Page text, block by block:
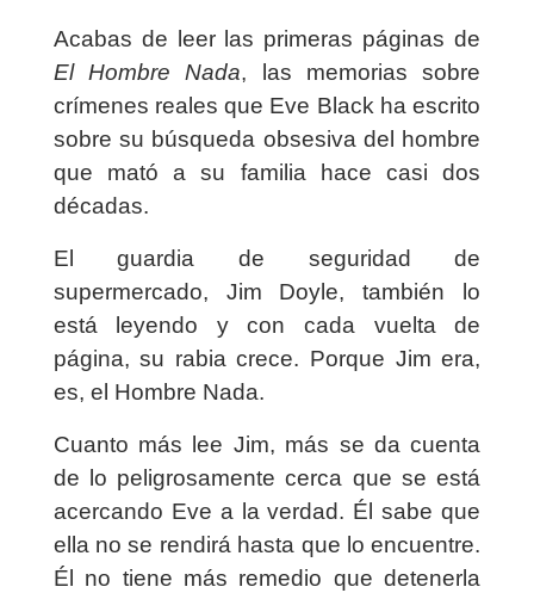
Acabas de leer las primeras páginas de
El Hombre Nada, las memorias sobre
crímenes reales que Eve Black ha escrito
sobre su búsqueda obsesiva del hombre
que mató a su familia hace casi dos
décadas.
El guardia de seguridad de
supermercado, Jim Doyle, también lo
está leyendo y con cada vuelta de
página, su rabia crece. Porque Jim era,
es, el Hombre Nada.
Cuanto más lee Jim, más se da cuenta
de lo peligrosamente cerca que se está
acercando Eve a la verdad. Él sabe que
ella no se rendirá hasta que lo encuentre.
Él no tiene más remedio que detenerla